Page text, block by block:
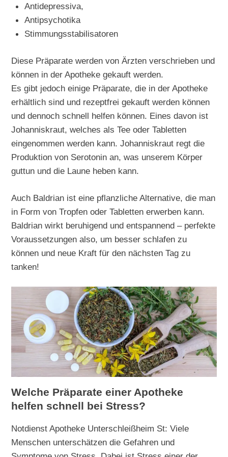
Antidepressiva,
Antipsychotika
Stimmungsstabilisatoren
Diese Präparate werden von Ärzten verschrieben und
können in der Apotheke gekauft werden.
Es gibt jedoch einige Präparate, die in der Apotheke
erhältlich sind und rezeptfrei gekauft werden können
und dennoch schnell helfen können. Eines davon ist
Johanniskraut, welches als Tee oder Tabletten
eingenommen werden kann. Johanniskraut regt die
Produktion von Serotonin an, was unserem Körper
guttun und die Laune heben kann.
Auch Baldrian ist eine pflanzliche Alternative, die man
in Form von Tropfen oder Tabletten erwerben kann.
Baldrian wirkt beruhigend und entspannend – perfekte
Voraussetzungen also, um besser schlafen zu
können und neue Kraft für den nächsten Tag zu
tanken!
Welche Präparate einer Apotheke
helfen schnell bei Stress?
Notdienst Apotheke Unterschleißheim St: Viele
Menschen unterschätzen die Gefahren und